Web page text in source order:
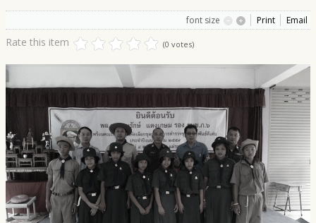
font size Print Email
Rate this item (0 votes)